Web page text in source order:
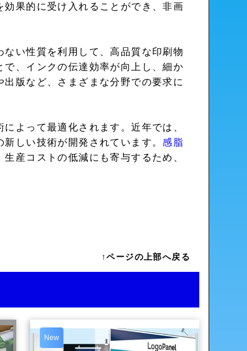
果的に受け入れることができ、非画
い性質を利用して、高品質な印刷物
で、インクの伝達効率が向上し、細か
版など、さまざまな分野での要求に
によって最適化されます。近年では、
しい技術が開発されています。感脂
産コストの低減にも寄与するため、
↑ページの上部へ戻る
New